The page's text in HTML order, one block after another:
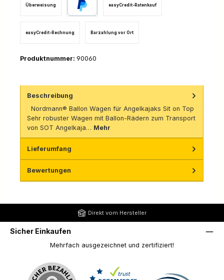
Überweisung easyCredit-Ratenkauf
easyCredit-Rechnung Barzahlung vor Ort
Produktnummer: 90060
Beschreibung
Nordmann® Ballon Wagen für Angelkajaks Sit on Top
Sehr robuster Wagen mit Ballon-Rädern zum Transport
von SOT Angelkaja… Mehr
Lieferumfang
Bewertungen
Direkt vom Hersteller
Sicher Einkaufen
Mehrfach ausgezeichnet und zertifiziert!